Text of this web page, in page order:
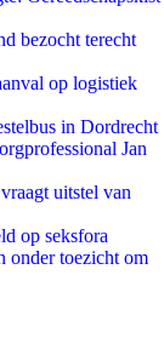
bezocht terecht
op logistiek
in Dordrecht
Jan
uitstel van
op seksfora
onder toezicht om